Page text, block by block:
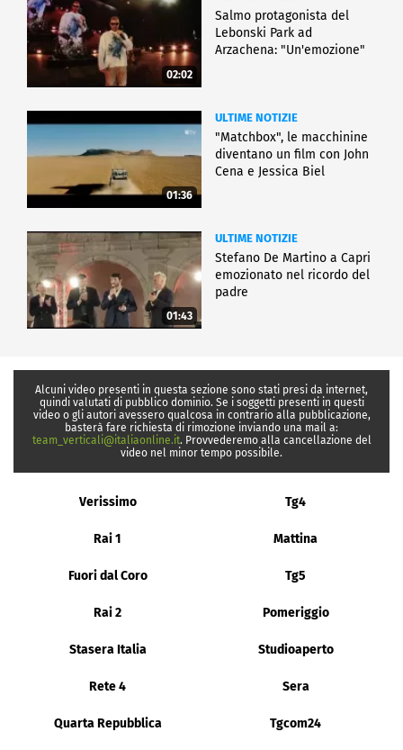
02:02
Salmo protagonista del
Lebonski Park ad
Arzachena: "Un'emozione"
01:36
ULTIME NOTIZIE
"Matchbox", le macchinine
diventano un film con John
Cena e Jessica Biel
01:43
ULTIME NOTIZIE
Stefano De Martino a Capri
emozionato nel ricordo del
padre
Alcuni video presenti in questa sezione sono stati presi da internet,
quindi valutati di pubblico dominio. Se i soggetti presenti in questi
video o gli autori avessero qualcosa in contrario alla pubblicazione,
basterà fare richiesta di rimozione inviando una mail a:
team_verticali@italiaonline.it. Provvederemo alla cancellazione del
video nel minor tempo possibile.
Verissimo Tg4
Rai 1 Mattina
Fuori dal Coro Tg5
Rai 2 Pomeriggio
Stasera Italia Studioaperto
Rete 4 Sera
Quarta Repubblica Tgcom24